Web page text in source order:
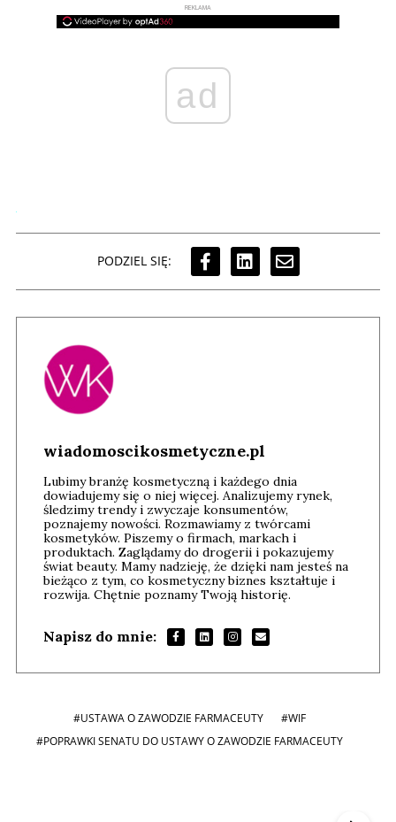
REKLAMA
ad
PODZIEL SIĘ:
wiadomoscikosmetyczne.pl
Lubimy branżę kosmetyczną i każdego dnia
dowiadujemy się o niej więcej. Analizujemy rynek,
śledzimy trendy i zwyczaje konsumentów,
poznajemy nowości. Rozmawiamy z twórcami
kosmetyków. Piszemy o firmach, markach i
produktach. Zaglądamy do drogerii i pokazujemy
świat beauty. Mamy nadzieję, że dzięki nam jesteś na
bieżąco z tym, co kosmetyczny biznes kształtuje i
rozwija. Chętnie poznamy Twoją historię.
Napisz do mnie:
#USTAWA O ZAWODZIE FARMACEUTY
#WIF
#POPRAWKI SENATU DO USTAWY O ZAWODZIE FARMACEUTY